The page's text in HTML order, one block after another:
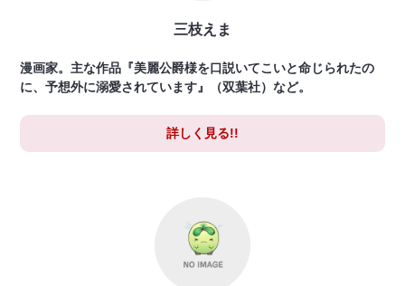
三枝えま
漫画家。主な作品『美麗公爵様を口説いてこいと命じられたの
に、予想外に溺愛されています』（双葉社）など。
詳しく見る!!